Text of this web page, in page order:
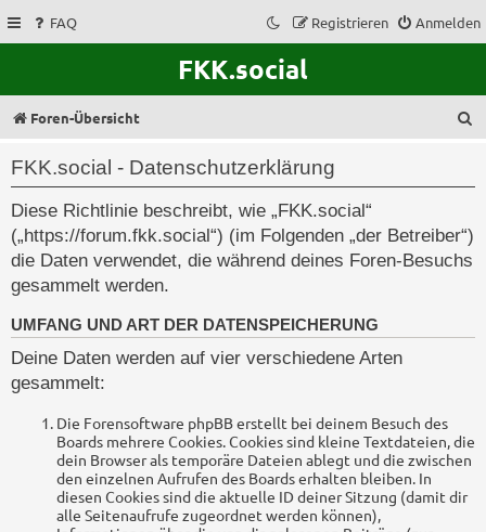
FAQ Anmelden
Registrieren
FKK.social
Foren-Übersicht
FKK.social - Datenschutzerklärung
Diese Richtlinie beschreibt, wie „FKK.social“
(„https://forum.fkk.social“) (im Folgenden „der Betreiber“)
die Daten verwendet, die während deines Foren-Besuchs
gesammelt werden.
UMFANG UND ART DER DATENSPEICHERUNG
Deine Daten werden auf vier verschiedene Arten
gesammelt:
Die Forensoftware phpBB erstellt bei deinem Besuch des
Boards mehrere Cookies. Cookies sind kleine Textdateien, die
dein Browser als temporäre Dateien ablegt und die zwischen
den einzelnen Aufrufen des Boards erhalten bleiben. In
diesen Cookies sind die aktuelle ID deiner Sitzung (damit dir
alle Seitenaufrufe zugeordnet werden können),